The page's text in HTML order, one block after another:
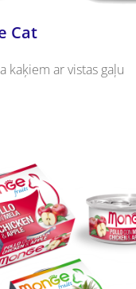
Cat
kaķiem ar vistas gaļu